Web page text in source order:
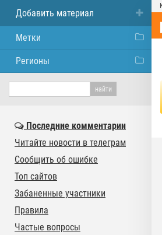
Добавить материал
Метки
Регионы
Последние комментарии
Читайте новости в телеграм
Сообщить об ошибке
Топ сайтов
Забаненные участники
Правила
Частые вопросы